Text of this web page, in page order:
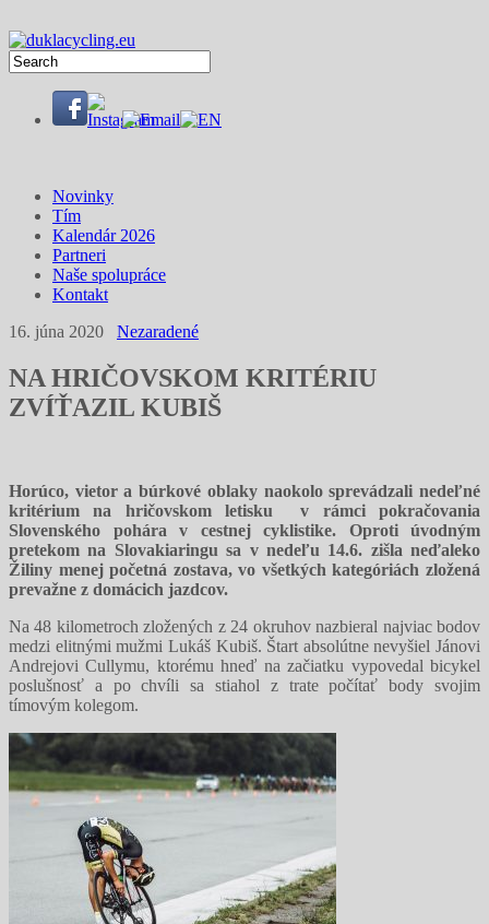
Novinky
Tím
Kalendár 2026
Partneri
Naše spolupráce
Kontakt
16. júna 2020
Nezaradené
NA HRIČOVSKOM KRITÉRIU
ZVÍŤAZIL KUBIŠ
Horúco, vietor a búrkové oblaky naokolo sprevádzali nedeľné
kritérium na hričovskom letisku v rámci pokračovania
Slovenského pohára v cestnej cyklistike. Oproti úvodným
pretekom na Slovakiaringu sa v nedeľu 14.6. zišla neďaleko
Žiliny menej početná zostava, vo všetkých kategóriách zložená
prevažne z domácich jazdcov.
Na 48 kilometroch zložených z 24 okruhov nazbieral najviac bodov
medzi elitnými mužmi Lukáš Kubiš. Štart absolútne nevyšiel Jánovi
Andrejovi Cullymu, ktorému hneď na začiatku vypovedal bicykel
poslušnosť a po chvíli sa stiahol z trate počítať body svojim
tímovým kolegom.